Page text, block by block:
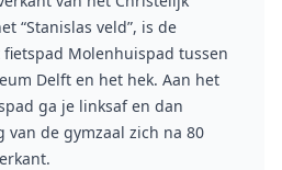
“Stanislas veld”, is de
fietspad Molenhuispad tussen
Delft en het hek. Aan het
ga je linksaf en dan
van de gymzaal zich na 80